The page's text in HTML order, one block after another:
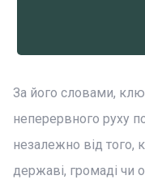
За його словами,
неперервного руху
незалежно від того,
державі, громаді чи